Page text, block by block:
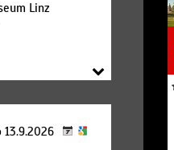
Linz
13.9.2026